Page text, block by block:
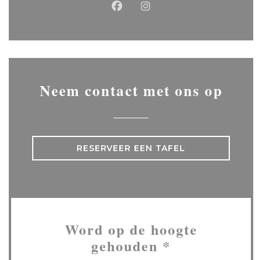
Facebook ((opent in een
Instagram ((opent in
Neem contact met ons op
RESERVEER EEN TAFEL
Word op de hoogte
gehouden *